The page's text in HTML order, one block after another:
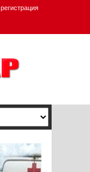
регистрация